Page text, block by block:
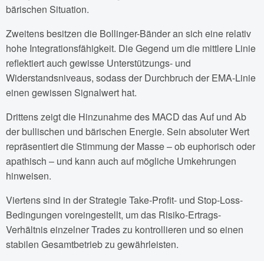
bärischen Situation.
Zweitens besitzen die Bollinger-Bänder an sich eine relativ
hohe Integrationsfähigkeit. Die Gegend um die mittlere Linie
reflektiert auch gewisse Unterstützungs- und
Widerstandsniveaus, sodass der Durchbruch der EMA-Linie
einen gewissen Signalwert hat.
Drittens zeigt die Hinzunahme des MACD das Auf und Ab
der bullischen und bärischen Energie. Sein absoluter Wert
repräsentiert die Stimmung der Masse – ob euphorisch oder
apathisch – und kann auch auf mögliche Umkehrungen
hinweisen.
Viertens sind in der Strategie Take-Profit- und Stop-Loss-
Bedingungen voreingestellt, um das Risiko-Ertrags-
Verhältnis einzelner Trades zu kontrollieren und so einen
stabilen Gesamtbetrieb zu gewährleisten.